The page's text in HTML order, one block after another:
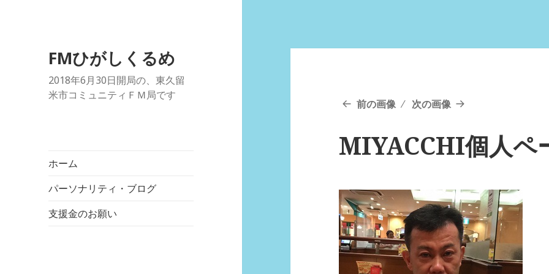
FMひがしくるめ
2018年6月30日開局の、東久留
米市コミュニティＦＭ局です
ホーム
パーソナリティ・ブログ
支援金のお願い
前の画像 次の画像
MIYACCHI個人ペ